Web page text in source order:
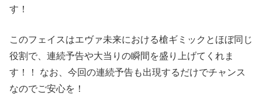
す！
このフェイスはエヴァ未来における槍ギミックとほぼ同じ
役割で、連続予告や大当りの瞬間を盛り上げてくれま
す！！ なお、今回の連続予告も出現するだけでチャンス
なのでご安心を！